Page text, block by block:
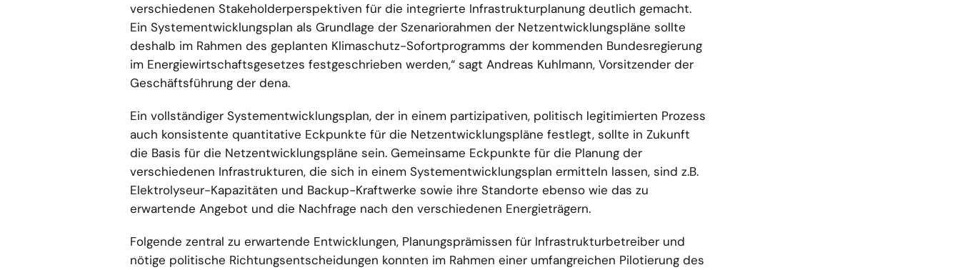
verschiedenen Stakeholderperspektiven für die integrierte Infrastrukturplanung deutlich gemacht.
Ein Systementwicklungsplan als Grundlage der Szenariorahmen der Netzentwicklungspläne sollte
deshalb im Rahmen des geplanten Klimaschutz-Sofortprogramms der kommenden Bundesregierung
im Energiewirtschaftsgesetzes festgeschrieben werden,“ sagt Andreas Kuhlmann, Vorsitzender der
Geschäftsführung der dena.
Ein vollständiger Systementwicklungsplan, der in einem partizipativen, politisch legitimierten Prozess
auch konsistente quantitative Eckpunkte für die Netzentwicklungspläne festlegt, sollte in Zukunft
die Basis für die Netzentwicklungspläne sein. Gemeinsame Eckpunkte für die Planung der
verschiedenen Infrastrukturen, die sich in einem Systementwicklungsplan ermitteln lassen, sind z.B.
Elektrolyseur-Kapazitäten und Backup-Kraftwerke sowie ihre Standorte ebenso wie das zu
erwartende Angebot und die Nachfrage nach den verschiedenen Energieträgern.
Folgende zentral zu erwartende Entwicklungen, Planungsprämissen für Infrastrukturbetreiber und
nötige politische Richtungsentscheidungen konnten im Rahmen einer umfangreichen Pilotierung des